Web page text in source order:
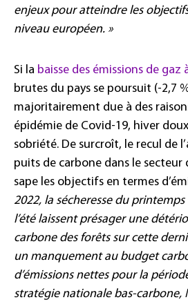
enjeux pour atteindre les
niveau européen. »
Si la baisse des émissions de gaz
brutes du pays se poursuit (-2,7
majoritairement due à des
épidémie de Covid-19, hiver
sobriété. De surcroît, le recul de
puits de carbone dans le secteur
sape les objectifs en termes
2022, la sécheresse du
l’été laissent présager une
carbone des forêts sur cette
un manquement au budget
d’émissions nettes pour la
stratégie nationale bas-carbone,